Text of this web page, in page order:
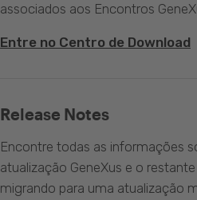
associados aos Encontros
Entre no Centro de Download
Release Notes
Encontre todas as informações
atualização GeneXus e o
migrando para uma atualização